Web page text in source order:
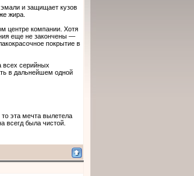
и защищает кузов
жира.
центре компании. Хотя
еще не закончены —
покрытие в
всех серийных
в дальнейшем одной
эта мечта вылетела
всегд была чистой.